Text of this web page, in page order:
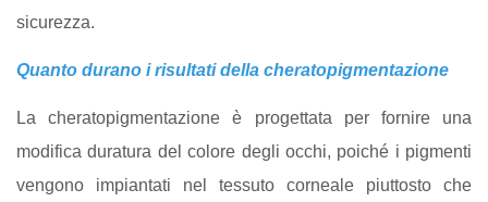
sicurezza.
Quanto durano i risultati della cheratopigmentazione
La cheratopigmentazione è progettata per fornire una
modifica duratura del colore degli occhi, poiché i pigmenti
vengono impiantati nel tessuto corneale piuttosto che